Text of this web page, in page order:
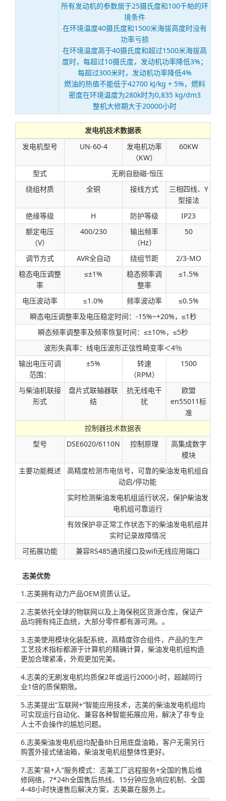
所有发动机的参数居于25摄氏度和100千帕的环
境条件
在环境温度40摄氏度和1500米海拔高度时没有
功率亏损
在环境温度高于40摄氏度和超过1500米海拔高
度时，每超过10摄氏度，发动机功率降低3%；
每超过300米时，发动机功率降低4%
燃油的热值不能低于42700 kJ/kg + 5%，燃料
密度在环境温度为280k时为0,835 kg/dm3
整机大修期大于20000小时
发电机技术数据表
发电机型号
UN-60-4
发电机功率
（KW）
60KW
型式
无刷自励磁-恒压
绕组材质
全铜 接线方式
三相四线、Y
型接法
绝缘等级
H 防护等级
IP23
额定电压
（V）
400/230
输出频率
（Hz）
50
调节方式 AVR全自动 绕组节距
2/3-MO
稳态电压调整
率
≤±1%
稳态频率调
整率
≤1.5%
电压波动率 ≤1.0% 频率波动率
≤0.5%
瞬态电压调整率及电压稳定时间：-15%~+20%，≤1秒
瞬态频率调整率及频率恢复时间：≤±10%，≤5秒
波形失真率：线电压波形正弦性畸变率＜4％
输出电压可调
范围：
±5%
转速
（RPM）
1500
与柴油机联接
形式
盘片式联轴器联
结
抗无线电干
扰
欧盟
en55011标
准
控制器技术数据表
型号
DSE6020/6110N 控制原理
高集成数字
模块
主要功能概述
高精度检测市电信号，可靠的柴油发电机组自
动启/停功能
实时检测柴油发电机组运行状况，保护柴油发
电机组可靠运行
有效保护非正常工作状态下的柴油发电机组并
实时记录故障情况
可拓展功能
兼容RS485通讯接口及wifi无线应用端口
志美优势
1.志美拥有动力产品OEM资质认证。
2.志美依托全球的物联网以及上海保税区货源仓库，保证产
品均拥有纯正血统，大部分零件都有源可溯。。
3.志美使用模块化装配系统，高精度弥合组件，产品的生产
工艺技术指标都源于计算机的精确计算，柴油发电机组构造
更加合理紧凑，外观更加完美。
4.志美的无刷发电机均质保2年或运行2000小时，超越同行
业1倍的质保期限。
5.志美提出“互联网+”智能应用技术，志美的柴油发电机组均
可实现运行自动化、兼容各种智能拓展应用，解决了非专业
人士不会操作的尴尬问题。
6.志美柴油发电机组均配备8h日用底盘油箱，客户无需另行
购置外接式储油箱，柴油发电机组整体性更好。
7.志美“易+人”服务模式：志美工厂远程服务+全国的售后维
修网络，7*24h全国售后热线、15分钟应急响应机制、全国
4-48小时快速售后解决方案，志美赢在服务上。